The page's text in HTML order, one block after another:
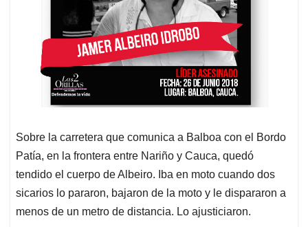
Sobre la carretera que comunica a Balboa con el Bordo
Patía, en la frontera entre Nariño y Cauca, quedó
tendido el cuerpo de Albeiro. Iba en moto cuando dos
sicarios lo pararon, bajaron de la moto y le dispararon a
menos de un metro de distancia. Lo ajusticiaron.